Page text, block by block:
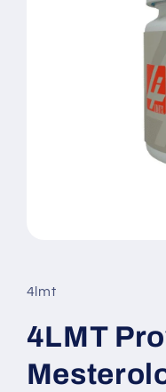
1
en
ventana
modal
4lmt
4LMT